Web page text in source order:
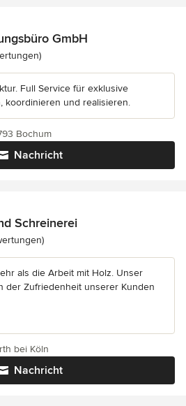
GmbH
5 von 5 Sternen
Full Service für exklusive
koordinieren und realisieren.
Nachricht
Bochum
Schreinerei
5 von 5 Sternen
als die Arbeit mit Holz. Unser
der Zufriedenheit unserer Kunden
Nachricht
bei Köln